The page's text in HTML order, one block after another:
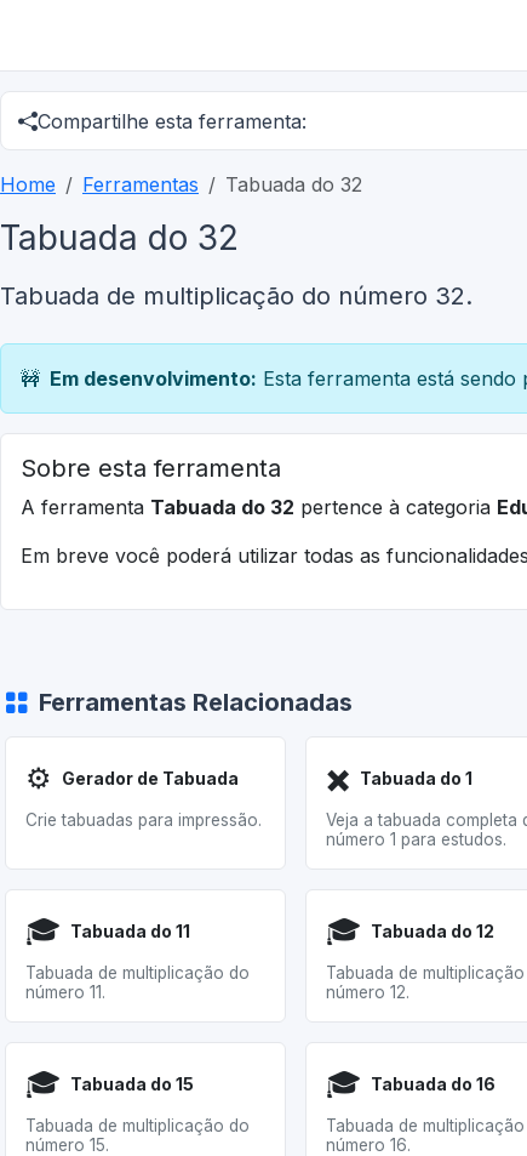
Compartilhe esta ferramenta:
Home Ferramentas Tabuada do 32
Tabuada do 32
Tabuada de multiplicação do número 32.
🚧 Em desenvolvimento: Esta ferramenta está
Sobre esta ferramenta
A ferramenta Tabuada do 32 pertence à categoria
Em breve você poderá utilizar todas as
Ferramentas Relacionadas
⚙️ Gerador de Tabuada
Crie tabuadas para impressão.
✖️ Tabuada do 1
Veja a tabuada completa
número 1 para estudos.
🎓 Tabuada do 11
Tabuada de multiplicação do
número 11.
🎓 Tabuada do 12
Tabuada de
número 12.
🎓 Tabuada do 15
Tabuada de multiplicação do
número 15.
🎓 Tabuada do 16
Tabuada de
número 16.